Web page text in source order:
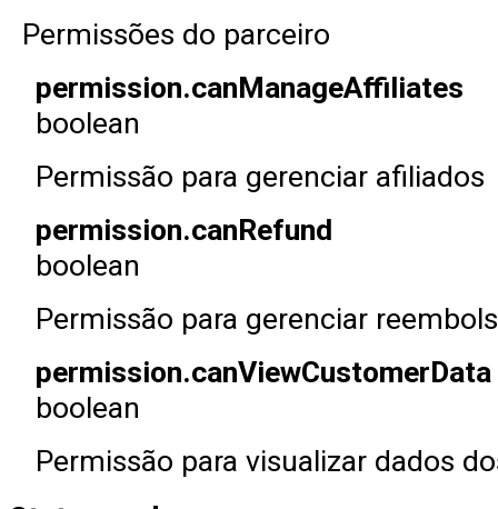
Permissões do parceiro
permission.canManageAffiliates
boolean
Permissão para gerenciar afiliados
permission.canRefund
boolean
Permissão para gerenciar
permission.canViewCustomerData
boolean
Permissão para visualizar dados